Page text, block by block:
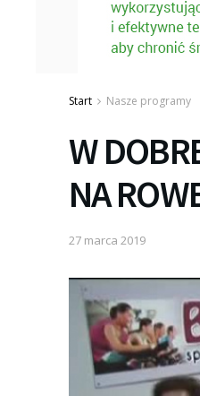
Start Nasze programy
W
NA
27 marca 2019